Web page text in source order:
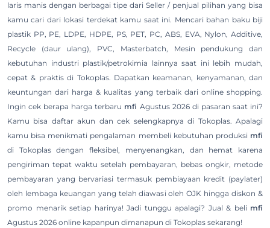
laris manis dengan berbagai tipe dari Seller / penjual pilihan yang bisa
kamu cari dari lokasi terdekat kamu saat ini. Mencari bahan baku biji
plastik PP, PE, LDPE, HDPE, PS, PET, PC, ABS, EVA, Nylon, Additive,
Recycle (daur ulang), PVC, Masterbatch, Mesin pendukung dan
kebutuhan industri plastik/petrokimia lainnya saat ini lebih mudah,
cepat & praktis di Tokoplas. Dapatkan keamanan, kenyamanan, dan
keuntungan dari harga & kualitas yang terbaik dari online shopping.
Ingin cek berapa harga terbaru mfi Agustus 2026 di pasaran saat ini?
Kamu bisa daftar akun dan cek selengkapnya di Tokoplas. Apalagi
kamu bisa menikmati pengalaman membeli kebutuhan produksi mfi
di Tokoplas dengan fleksibel, menyenangkan, dan hemat karena
pengiriman tepat waktu setelah pembayaran, bebas ongkir, metode
pembayaran yang bervariasi termasuk pembiayaan kredit (paylater)
oleh lembaga keuangan yang telah diawasi oleh OJK hingga diskon &
promo menarik setiap harinya! Jadi tunggu apalagi? Jual & beli mfi
Agustus 2026 online kapanpun dimanapun di Tokoplas sekarang!